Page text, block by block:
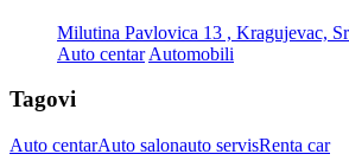
Milutina Pavlovica 13 , Kragujevac,
Auto centar Automobili
Tagovi
Auto centarAuto salonauto servisRenta car